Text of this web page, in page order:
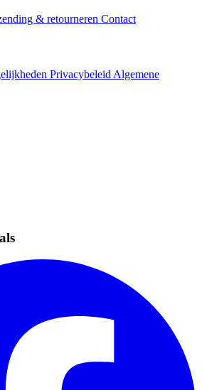
& retourneren Contact
Privacybeleid Algemene